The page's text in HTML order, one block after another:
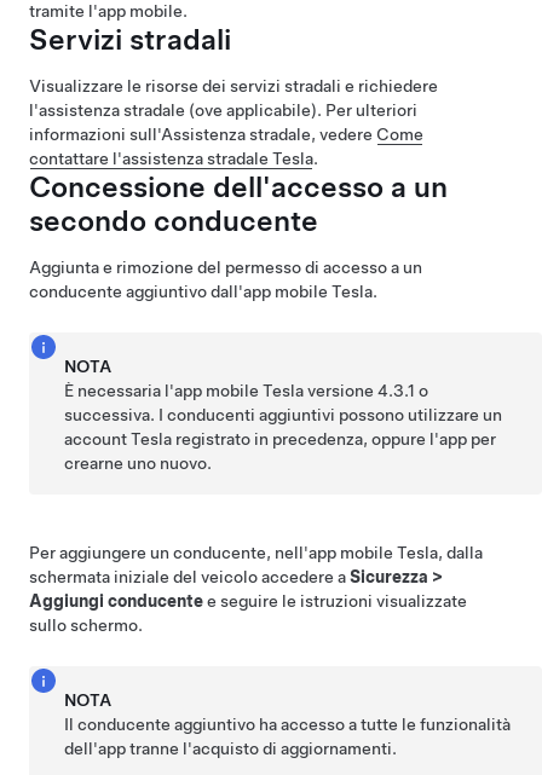
tramite l'app mobile.
Servizi stradali
Visualizzare le risorse dei servizi stradali e richiedere
l'assistenza stradale (ove applicabile). Per ulteriori
informazioni sull'Assistenza stradale, vedere Come
contattare l'assistenza stradale Tesla.
Concessione dell'accesso a un
secondo conducente
Aggiunta e rimozione del permesso di accesso a un
conducente aggiuntivo dall'app mobile Tesla.
NOTA
È necessaria l'app mobile Tesla versione 4.3.1 o
successiva. I conducenti aggiuntivi possono utilizzare un
account Tesla registrato in precedenza, oppure l'app per
crearne uno nuovo.
Per aggiungere un conducente, nell'app mobile Tesla, dalla
schermata iniziale del veicolo accedere aSicurezza >
Aggiungi conducentee seguire le istruzioni visualizzate
sullo schermo.
NOTA
Il conducente aggiuntivo ha accesso a tutte le funzionalità
dell'app tranne l'acquisto di aggiornamenti.